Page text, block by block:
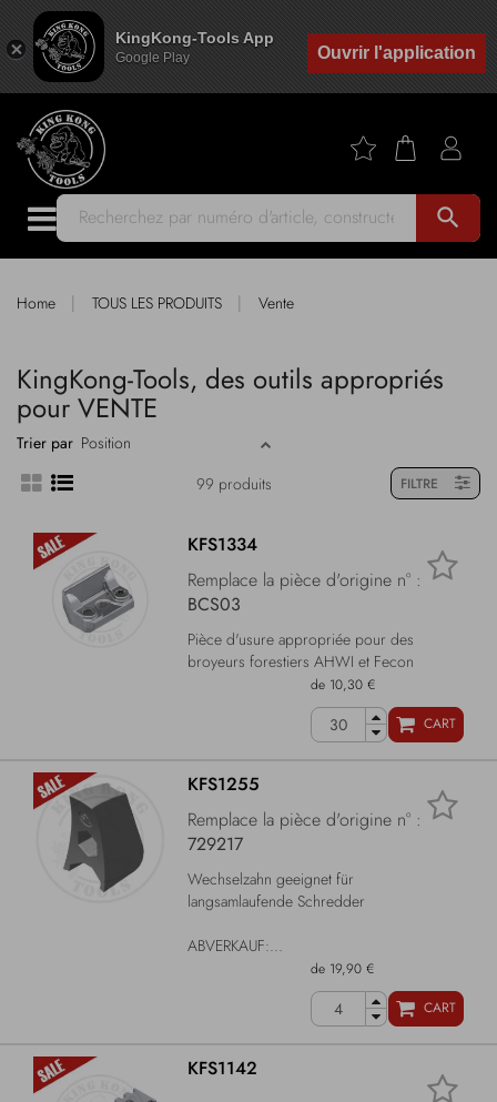
KingKong-Tools App
Google Play Ouvrir l'application
search
Home | TOUS LES PRODUITS | Vente
KingKong-Tools, des outils appropriés
pour VENTE
Trier par
99 produits
FILTRE
KFS1334
Remplace la pièce d'origine n° :
BCS03
Pièce d'usure appropriée pour des
broyeurs forestiers AHWI et Fecon
de 10,30 €
CART
KFS1255
Remplace la pièce d'origine n° :
729217
Wechselzahn geeignet für
langsamlaufende Schredder
ABVERKAUF:...
de 19,90 €
CART
KFS1142